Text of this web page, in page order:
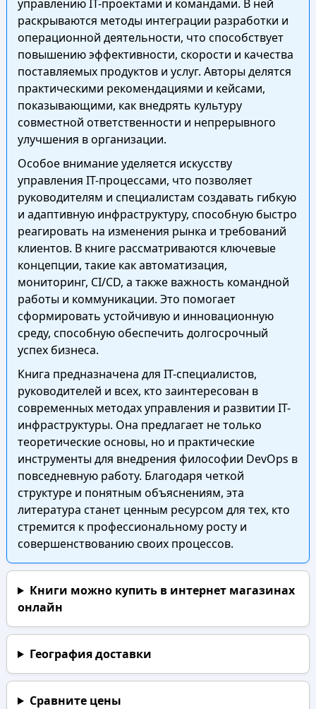
управлению IT-проектами и командами. В ней
раскрываются методы интеграции разработки и
операционной деятельности, что способствует
повышению эффективности, скорости и качества
поставляемых продуктов и услуг. Авторы делятся
практическими рекомендациями и кейсами,
показывающими, как внедрять культуру
совместной ответственности и непрерывного
улучшения в организации.
Особое внимание уделяется искусству
управления IT-процессами, что позволяет
руководителям и специалистам создавать гибкую
и адаптивную инфраструктуру, способную быстро
реагировать на изменения рынка и требований
клиентов. В книге рассматриваются ключевые
концепции, такие как автоматизация,
мониторинг, CI/CD, а также важность командной
работы и коммуникации. Это помогает
сформировать устойчивую и инновационную
среду, способную обеспечить долгосрочный
успех бизнеса.
Книга предназначена для IT-специалистов,
руководителей и всех, кто заинтересован в
современных методах управления и развитии IT-
инфраструктуры. Она предлагает не только
теоретические основы, но и практические
инструменты для внедрения философии DevOps в
повседневную работу. Благодаря четкой
структуре и понятным объяснениям, эта
литература станет ценным ресурсом для тех, кто
стремится к профессиональному росту и
совершенствованию своих процессов.
Книги можно купить в интернет магазинах
онлайн
География доставки
Сравните цены